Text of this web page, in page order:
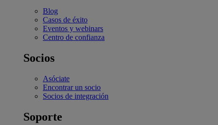
Blog
Casos de éxito
Eventos y webinars
Centro de confianza
Socios
Asóciate
Encontrar un socio
Socios de integración
Soporte